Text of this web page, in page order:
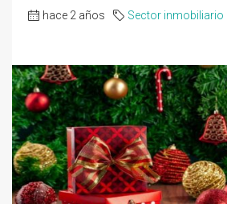
hace 2 años Sector inmobiliario